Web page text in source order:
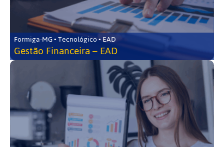
Formiga-MG • Tecnológico • EAD
Gestão Financeira – EAD